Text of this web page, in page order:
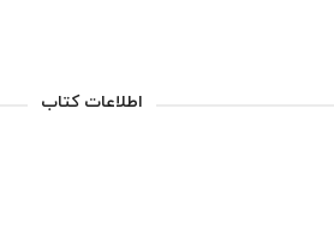
اطلاعات کتاب